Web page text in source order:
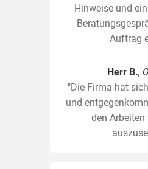
Hinweise und
Auftrag
Herr B.,
"Die Firma hat
und
den